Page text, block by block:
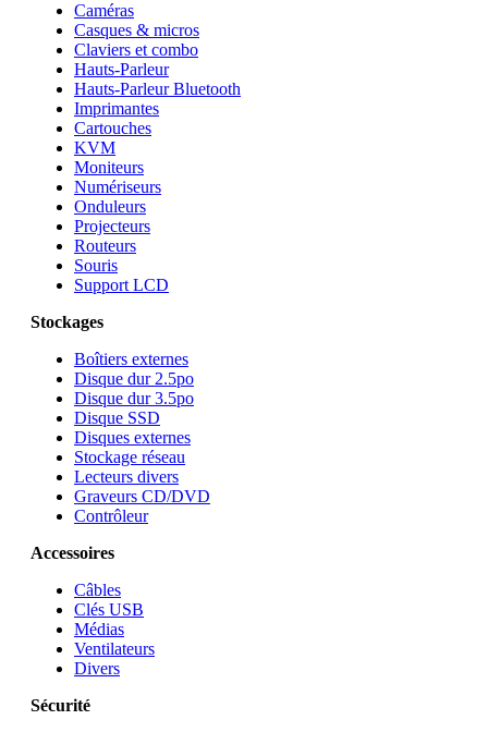
Caméras
Casques & micros
Claviers et combo
Hauts-Parleur
Hauts-Parleur Bluetooth
Imprimantes
Cartouches
KVM
Moniteurs
Numériseurs
Onduleurs
Projecteurs
Routeurs
Souris
Support LCD
Stockages
Boîtiers externes
Disque dur 2.5po
Disque dur 3.5po
Disque SSD
Disques externes
Stockage réseau
Lecteurs divers
Graveurs CD/DVD
Contrôleur
Accessoires
Câbles
Clés USB
Médias
Ventilateurs
Divers
Sécurité